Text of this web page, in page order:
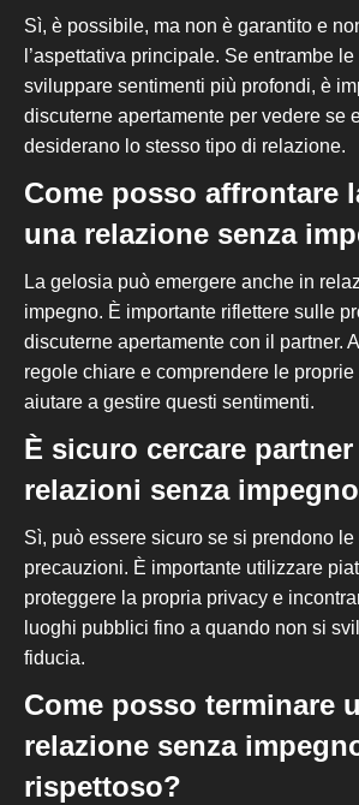
Sì, è possibile, ma non è garantito e
l’aspettativa principale. Se entrambe
sviluppare sentimenti più profondi, è
discuterne apertamente per vedere se
desiderano lo stesso tipo di relazione.
Come posso affrontare
una relazione senza
La gelosia può emergere anche in
impegno. È importante riflettere sulle
discuterne apertamente con il partner.
regole chiare e comprendere le
aiutare a gestire questi sentimenti.
È sicuro cercare
relazioni senza
Sì, può essere sicuro se si prendono le
precauzioni. È importante utilizzare
proteggere la propria privacy e
luoghi pubblici fino a quando non si
fiducia.
Come posso terminare
relazione senza
rispettoso?